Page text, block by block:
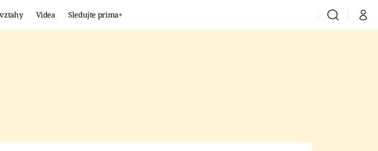
Videa Sledujte prima+ VyhledáváníMůj